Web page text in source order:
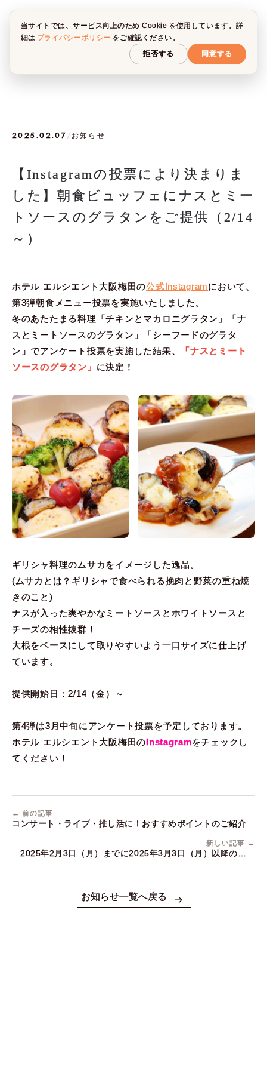
2025.02.07/お知らせ
【Instagramの投票により決まりま
した】朝食ビュッフェにナスとミー
トソースのグラタンをご提供（2/14
～）
ホテル エルシエント大阪梅田の公式Instagramにおいて、
第3弾朝食メニュー投票を実施いたしました。
冬のあたたまる料理「チキンとマカロニグラタン」「ナ
スとミートソースのグラタン」「シーフードのグラタ
ン」でアンケート投票を実施した結果、
「ナスとミート
ソースのグラタン」 に決定！
ギリシャ料理のムサカをイメージした逸品。
(ムサカとは？ギリシャで食べられる挽肉と野菜の重ね焼
きのこと)
ナスが入った爽やかなミートソースとホワイトソースと
チーズの相性抜群！
大根をベースにして取りやすいよう一口サイズに仕上げ
ています。
提供開始日：2/14（金）～
第4弾は3月中旬にアンケート投票を予定しております。
ホテル エルシエント大阪梅田の Instagramをチェックし
てください！
← 前の記事
コンサート・ライブ・推し活に！おすすめポイントのご紹介
新しい記事 →
2025年2月3日（月）までに2025年3月3日（月）以降のご予
お知らせ一覧へ戻る
当サイトでは、サービス向上のため Cookie を使用しています。詳
細は プライバシーポリシー をご確認ください。
拒否する
同意する